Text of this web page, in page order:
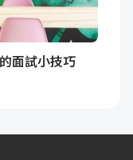
面試小技巧